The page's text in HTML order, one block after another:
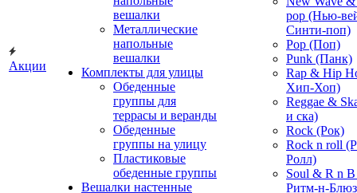
Акции
вешалки
Металлические
напольные
вешалки
Комплекты для улицы
Обеденные
группы для
террасы и веранды
Обеденные
группы на улицу
Пластиковые
обеденные группы
Вешалки настенные
pop (Нью-
Синти-поп)
Pop (Поп)
Punk (Панк)
Rap & Hip
Хип-Хоп)
Reggae &
и ска)
Rock (Рок)
Rock n roll
Ролл)
Soul & R n
Ритм-н-